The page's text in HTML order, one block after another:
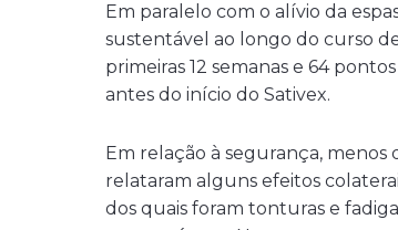
Em paralelo com o alívio da
sustentável ao longo do curso
primeiras 12 semanas e 64
antes do início do Sativex.
Em relação à segurança, menos
relataram alguns efeitos
dos quais foram tonturas e